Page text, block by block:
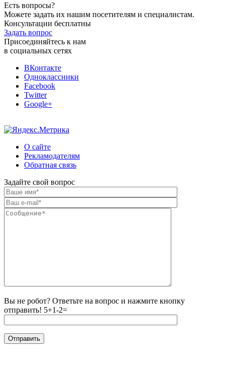
Есть вопросы?
Можете задать их нашим посетителям и специалистам.
Консультации бесплатны
Задать вопрос
Присоединяйтесь к нам
в социальных сетях
ВКонтакте
Одноклассники
Facebook
Twitter
Google+
О сайте
Рекламодателям
Обратная связь
Задайте свой вопрос
Вы не робот? Ответьте на вопрос и нажмите кнопку
отправить! 5+1-2=